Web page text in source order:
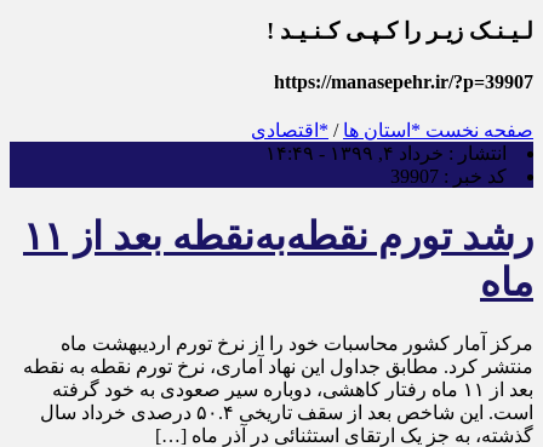
لـیـنـک زیـر را کـپـی کـنـیـد !
https://manasepehr.ir/?p=39907
صفحه نخست *استان ها / *اقتصادی
انتشار : خرداد ۴, ۱۳۹۹ - ۱۴:۴۹
کد خبر : 39907
رشد تورم نقطه‌به‌نقطه بعد از ۱۱
ماه
مرکز آمار کشور محاسبات خود را از نرخ تورم اردیبهشت ماه
منتشر کرد. مطابق جداول این نهاد آماری، نرخ تورم نقطه به نقطه
بعد از ۱۱ ماه رفتار کاهشی، دوباره سیر صعودی به خود گرفته
است. این شاخص بعد از سقف تاریخی ۵۰.۴ درصدی خرداد سال
گذشته، به جز یک ارتقای استثنائی در آذر ماه […]